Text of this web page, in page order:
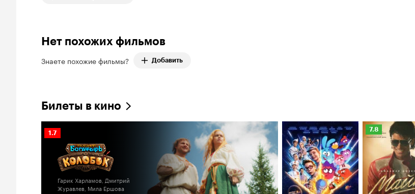
Нет похожих фильмов
Знаете похожие фильмы? Добавить
Билеты в кино
Рейтинг
Кинопоиска
1.7
Гарик Харламов, Дмитрий
Журавлев, Мила Ершова
Рейтинг
Кинопоиска
7.8